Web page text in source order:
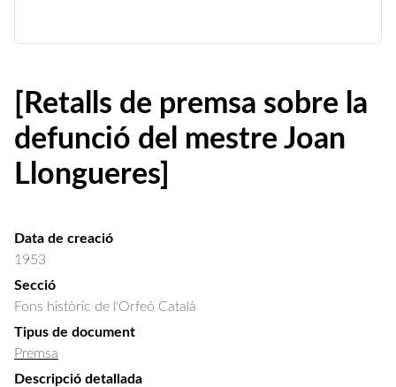
[Retalls de premsa sobre la
defunció del mestre Joan
Llongueres]
Data de creació
1953
Secció
Fons històric de l'Orfeó Català
Tipus de document
Premsa
Descripció detallada